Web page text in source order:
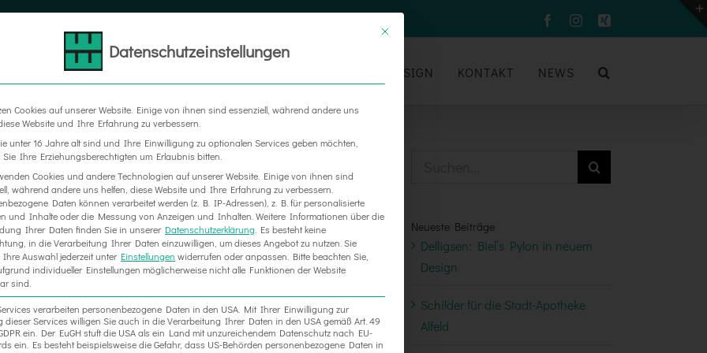
FacebookInstagram
Xing
MESSEBAU DESIGN KONTAKT NEWS
Neueste Beiträge
Delligsen: Biel’s Pylon in neuem
Design
Schilder für die Stadt-Apotheke
Alfeld
Datenschutzeinstellungen
Cookies auf unserer Website. Einige von ihnen sind essenziell, während andere uns
Website und Ihre Erfahrung zu verbessern.
unter 16 Jahre alt sind und Ihre Einwilligung zu optionalen Services geben möchten,
Sie Ihre Erziehungsberechtigten um Erlaubnis bitten.
Cookies und andere Technologien auf unserer Website. Einige von ihnen sind
während andere uns helfen, diese Website und Ihre Erfahrung zu verbessern.
Daten können verarbeitet werden (z. B. IP-Adressen), z. B. für personalisierte
und Inhalte oder die Messung von Anzeigen und Inhalten. Weitere Informationen über die
Ihrer Daten finden Sie in unserer Datenschutzerklärung Es besteht keine
in die Verarbeitung Ihrer Daten einzuwilligen, um dieses Angebot zu nutzen. Sie
Auswahl jederzeit unter Einstellungen widerrufen oder anpassen. Bitte beachten Sie,
individueller Einstellungen möglicherweise nicht alle Funktionen der Website
sind.
verarbeiten personenbezogene Daten in den USA. Mit Ihrer Einwilligung zur
dieser Services willigen Sie auch in die Verarbeitung Ihrer Daten in den USA gemäß Art. 49
ein. Der EuGH stuft die USA als ein Land mit unzureichendem Datenschutz nach EU-
ein. Es besteht beispielsweise die Gefahr, dass US-Behörden personenbezogene Daten in